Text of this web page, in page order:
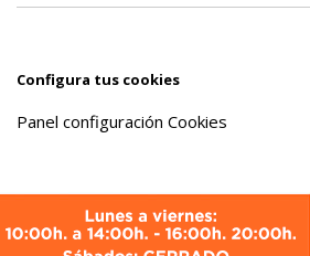
Configura tus cookies
Panel configuración Cookies